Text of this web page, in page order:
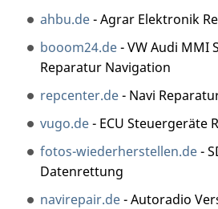
ahbu.de- Agrar Elektronik
booom24.de- VW Audi MMI
Reparatur Navigation
repcenter.de- Navi
vugo.de- ECU Steuergeräte
fotos-wiederherstellen.de-
Datenrettung
navirepair.de- Autoradio